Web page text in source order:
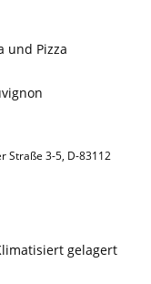
und Pizza
Straße 3-5, D-83112
gelagert